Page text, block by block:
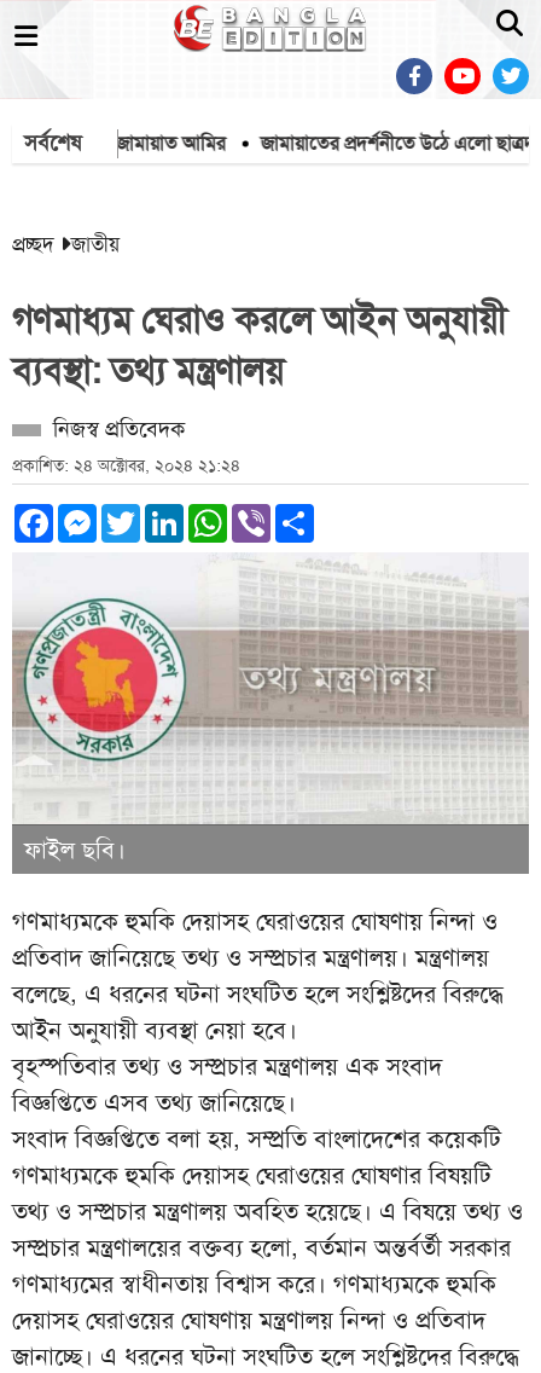
সর্বশেষদিলেন জামায়াত আমির জামায়াতের প্রদর্শনীতে উঠে এলো
প্রচ্ছদ জাতীয়
গণমাধ্যম ঘেরাও করলে আইন অনুযায়ী
ব্যবস্থা: তথ্য মন্ত্রণালয়
নিজস্ব প্রতিবেদক
প্রকাশিত: ২৪ অক্টোবর, ২০২৪ ২১:২৪
Facebook
Messenger
TwitterLinkedInWhatsApp
Viber
ফাইল ছবি।
গণমাধ্যমকে হুমকি দেয়াসহ ঘেরাওয়ের ঘোষণায় নিন্দা ও
প্রতিবাদ জানিয়েছে তথ্য ও সম্প্রচার মন্ত্রণালয়। মন্ত্রণালয়
বলেছে, এ ধরনের ঘটনা সংঘটিত হলে সংশ্লিষ্টদের বিরুদ্ধে
আইন অনুযায়ী ব্যবস্থা নেয়া হবে।
বৃহস্পতিবার তথ্য ও সম্প্রচার মন্ত্রণালয় এক সংবাদ
বিজ্ঞপ্তিতে এসব তথ্য জানিয়েছে।
সংবাদ বিজ্ঞপ্তিতে বলা হয়, সম্প্রতি বাংলাদেশের কয়েকটি
গণমাধ্যমকে হুমকি দেয়াসহ ঘেরাওয়ের ঘোষণার বিষয়টি
তথ্য ও সম্প্রচার মন্ত্রণালয় অবহিত হয়েছে। এ বিষয়ে তথ্য ও
সম্প্রচার মন্ত্রণালয়ের বক্তব্য হলো, বর্তমান অন্তর্বর্তী সরকার
গণমাধ্যমের স্বাধীনতায় বিশ্বাস করে। গণমাধ্যমকে হুমকি
দেয়াসহ ঘেরাওয়ের ঘোষণায় মন্ত্রণালয় নিন্দা ও প্রতিবাদ
জানাচ্ছে। এ ধরনের ঘটনা সংঘটিত হলে সংশ্লিষ্টদের বিরুদ্ধে